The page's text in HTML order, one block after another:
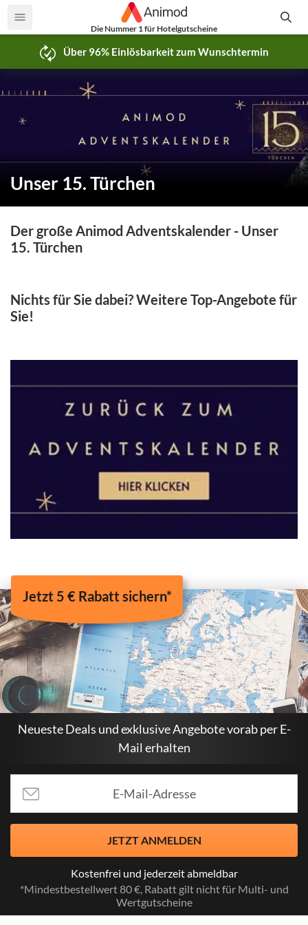
Die Nummer 1 für Hotelgutscheine
Über 96% Einlösbarkeit zum Wunschtermin
Unser 15. Türchen
Der große Animod Adventskalender - Unser
15. Türchen
Nichts für Sie dabei? Weitere Top-Angebote für
Sie!
Jetzt 5 € Rabatt sichern*
Neueste Deals und exklusive Angebote vorab per E-
Mail erhalten
JETZT ANMELDEN
Kostenfrei und jederzeit abmeldbar
*Mindestbestellwert 80 €, Rabatt gilt nicht für Multi- und
Wertgutscheine